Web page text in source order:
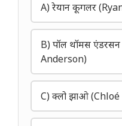
A) रेयान कूगलर
B) पॉल थॉमस
Anderson)
C) क्लो झाओ